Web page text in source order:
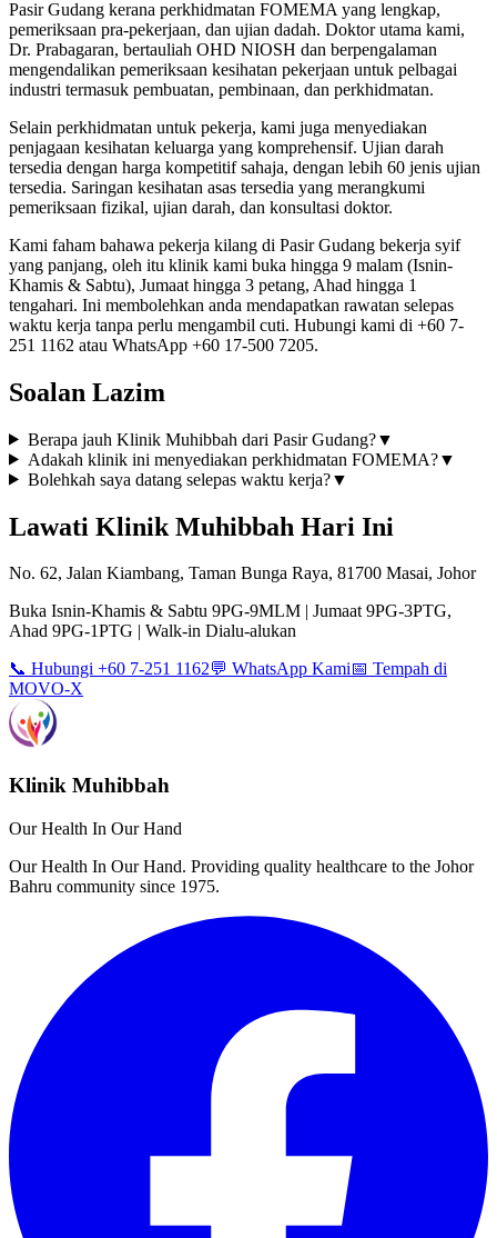
Pasir Gudang kerana perkhidmatan FOMEMA yang lengkap,
pemeriksaan pra-pekerjaan, dan ujian dadah. Doktor utama kami,
Dr. Prabagaran, bertauliah OHD NIOSH dan berpengalaman
mengendalikan pemeriksaan kesihatan pekerjaan untuk pelbagai
industri termasuk pembuatan, pembinaan, dan perkhidmatan.
Selain perkhidmatan untuk pekerja, kami juga menyediakan
penjagaan kesihatan keluarga yang komprehensif. Ujian darah
tersedia dengan harga kompetitif sahaja, dengan lebih 60 jenis ujian
tersedia. Saringan kesihatan asas tersedia yang merangkumi
pemeriksaan fizikal, ujian darah, dan konsultasi doktor.
Kami faham bahawa pekerja kilang di Pasir Gudang bekerja syif
yang panjang, oleh itu klinik kami buka hingga 9 malam (Isnin-
Khamis & Sabtu), Jumaat hingga 3 petang, Ahad hingga 1
tengahari. Ini membolehkan anda mendapatkan rawatan selepas
waktu kerja tanpa perlu mengambil cuti. Hubungi kami di +60 7-
251 1162 atau WhatsApp +60 17-500 7205.
Soalan Lazim
Berapa jauh Klinik Muhibbah dari Pasir Gudang?▼
Adakah klinik ini menyediakan perkhidmatan FOMEMA?▼
Bolehkah saya datang selepas waktu kerja?▼
Lawati Klinik Muhibbah Hari Ini
No. 62, Jalan Kiambang, Taman Bunga Raya, 81700 Masai, Johor
Buka Isnin-Khamis & Sabtu 9PG-9MLM | Jumaat 9PG-3PTG,
Ahad 9PG-1PTG | Walk-in Dialu-alukan
📞 Hubungi +60 7-251 1162💬 WhatsApp Kami📅 Tempah di
MOVO-X
Klinik Muhibbah
Our Health In Our Hand
Our Health In Our Hand. Providing quality healthcare to the Johor
Bahru community since 1975.